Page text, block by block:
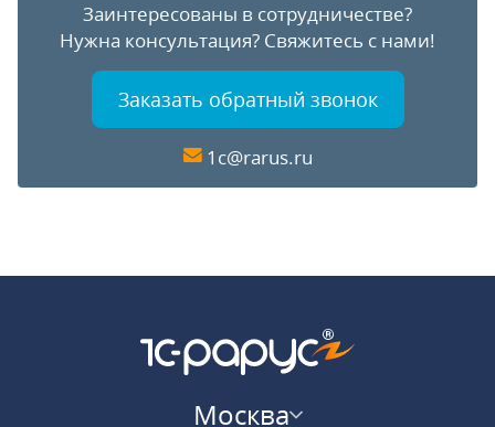
Заинтересованы в сотрудничестве?
Нужна консультация? Свяжитесь с нами!
Заказать обратный звонок
1c@rarus.ru
Москва